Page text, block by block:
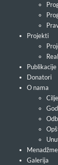
Projekti
Publikacije
Donatori
O nama
Galerija